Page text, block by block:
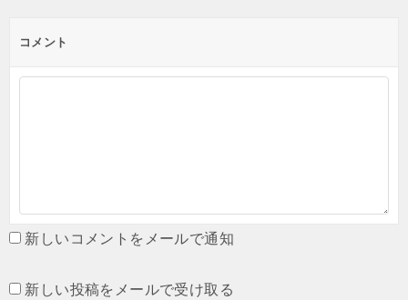
コメント
新しいコメントをメールで通知
新しい投稿をメールで受け取る